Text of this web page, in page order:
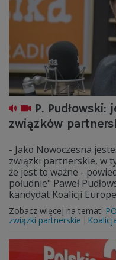
P.
związków
- Jako Nowoczesna
związki partnerskie, w
że jest to ważne -
południe" Paweł
kandydat Koalicji
Zobacz więcej na temat:
związki partnerskie